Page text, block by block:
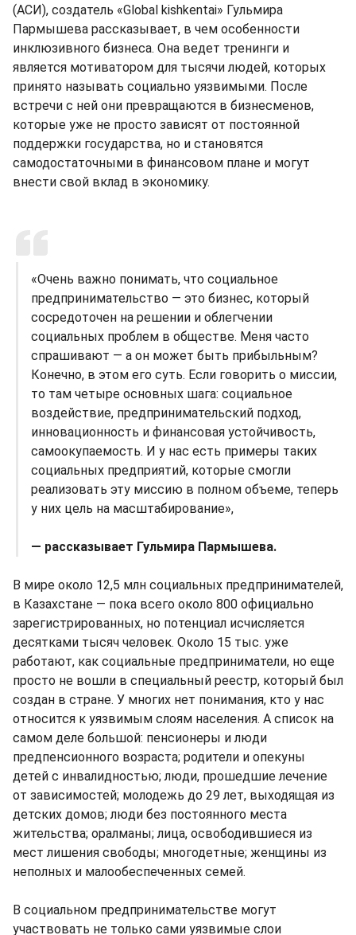
(АСИ), создатель «Global kishkentai» Гульмира
Пармышева рассказывает, в чем особенности
инклюзивного бизнеса. Она ведет тренинги и
является мотиватором для тысячи людей, которых
принято называть социально уязвимыми. После
встречи с ней они превращаются в бизнесменов,
которые уже не просто зависят от постоянной
поддержки государства, но и становятся
самодостаточными в финансовом плане и могут
внести свой вклад в экономику.
«Очень важно понимать, что социальное
предпринимательство — это бизнес, который
сосредоточен на решении и облегчении
социальных проблем в обществе. Меня часто
спрашивают — а он может быть прибыльным?
Конечно, в этом его суть. Если говорить о миссии,
то там четыре основных шага: социальное
воздействие, предпринимательский подход,
инновационность и финансовая устойчивость,
самоокупаемость. И у нас есть примеры таких
социальных предприятий, которые смогли
реализовать эту миссию в полном объеме, теперь
у них цель на масштабирование»,
— рассказывает Гульмира Пармышева.
В мире около 12,5 млн социальных предпринимателей,
в Казахстане — пока всего около 800 официально
зарегистрированных, но потенциал исчисляется
десятками тысяч человек. Около 15 тыс. уже
работают, как социальные предприниматели, но еще
просто не вошли в специальный реестр, который был
создан в стране. У многих нет понимания, кто у нас
относится к уязвимым слоям населения. А список на
самом деле большой: пенсионеры и люди
предпенсионного возраста; родители и опекуны
детей с инвалидностью; люди, прошедшие лечение
от зависимостей; молодежь до 29 лет, выходящая из
детских домов; люди без постоянного места
жительства; оралманы; лица, освободившиеся из
мест лишения свободы; многодетные; женщины из
неполных и малообеспеченных семей.
В социальном предпринимательстве могут
участвовать не только сами уязвимые слои